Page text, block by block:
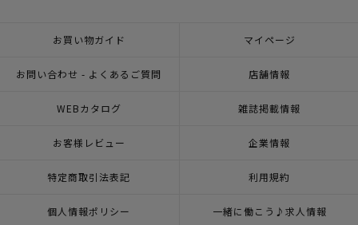
お買い物ガイド マイページ
お問い合わせ - よくあるご質問 店舗情報
WEBカタログ 雑誌掲載情報
お客様レビュー 企業情報
特定商取引法表記 利用規約
個人情報ポリシー 一緒に働こう♪求人情報